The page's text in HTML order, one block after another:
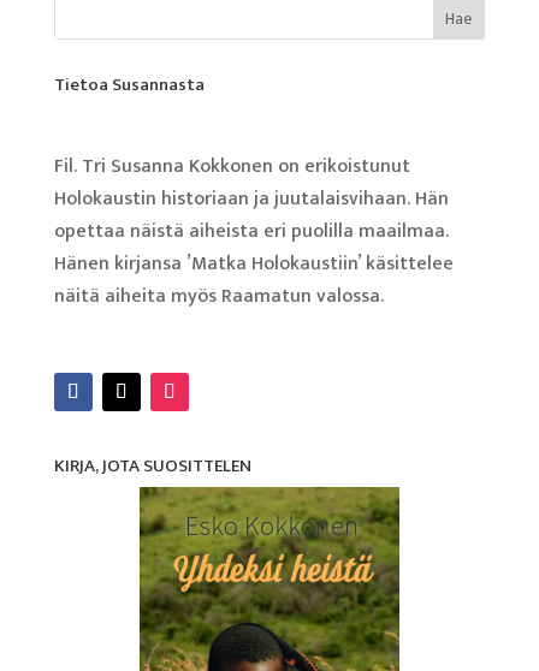
Tietoa Susannasta
Fil. Tri Susanna Kokkonen on erikoistunut
Holokaustin historiaan ja juutalaisvihaan. Hän
opettaa näistä aiheista eri puolilla maailmaa.
Hänen kirjansa ’Matka Holokaustiin’ käsittelee
näitä aiheita myös Raamatun valossa.
KIRJA, JOTA SUOSITTELEN